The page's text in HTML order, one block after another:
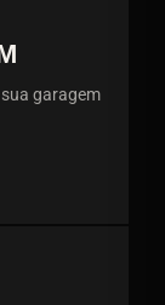
garagem